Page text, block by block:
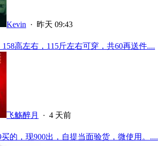
Kevin · 昨天 09:43
高左右，115斤左右可穿，共60再送件....
飞觞醉月 · 4 天前
的，现900出，自提当面验货，微使用。....